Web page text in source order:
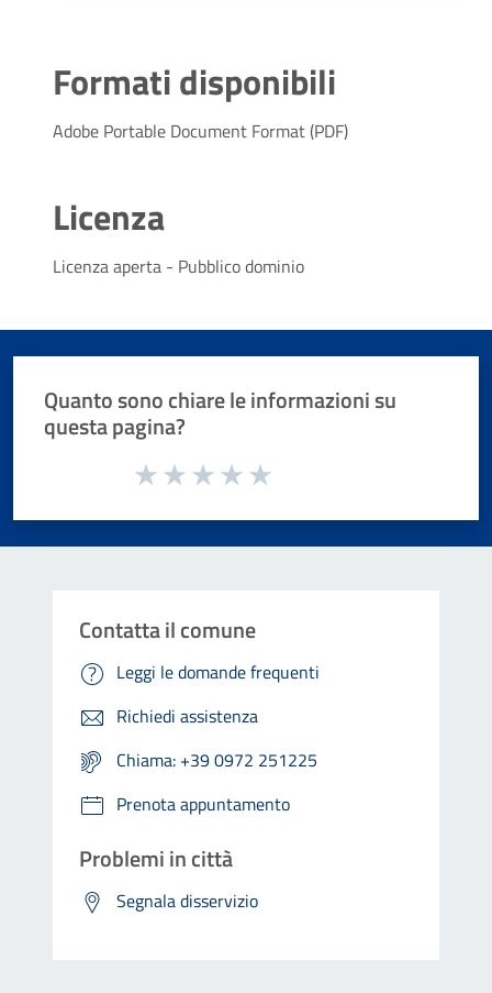
Formati disponibili
Adobe Portable Document Format (PDF)
Licenza
Licenza aperta - Pubblico dominio
Quanto sono chiare le informazioni su
questa pagina?
Valuta da 1 a 5 stelle la pagina
Contatta il comune
Leggi le domande frequenti
Richiedi assistenza
Chiama: +39 0972 251225
Prenota appuntamento
Problemi in città
Segnala disservizio